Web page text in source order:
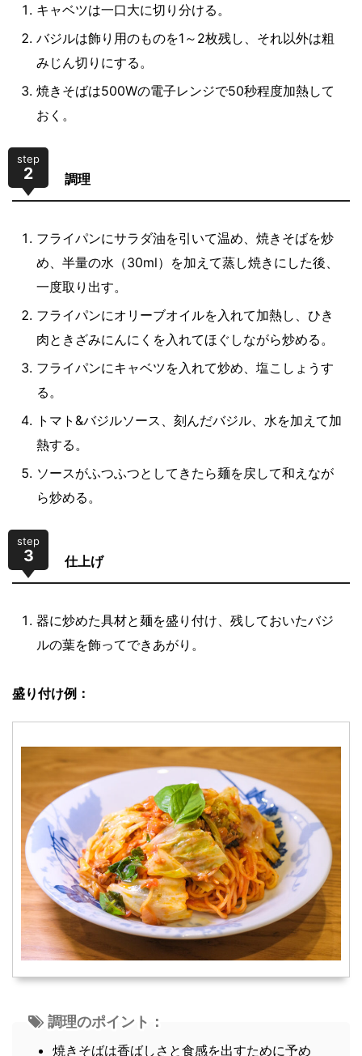
キャベツは一口大に切り分ける。
バジルは飾り用のものを1～2枚残し、それ以外は粗
みじん切りにする。
焼きそばは500Wの電子レンジで50秒程度加熱して
おく。
step
2 調理
フライパンにサラダ油を引いて温め、焼きそばを炒
め、半量の水（30ml）を加えて蒸し焼きにした後、
一度取り出す。
フライパンにオリーブオイルを入れて加熱し、ひき
肉ときざみにんにくを入れてほぐしながら炒める。
フライパンにキャベツを入れて炒め、塩こしょうす
る。
トマト&バジルソース、刻んだバジル、水を加えて加
熱する。
ソースがふつふつとしてきたら麺を戻して和えなが
ら炒める。
step
3 仕上げ
器に炒めた具材と麺を盛り付け、残しておいたバジ
ルの葉を飾ってできあがり。
盛り付け例：
調理のポイント：
焼きそばは香ばしさと食感を出すために予め